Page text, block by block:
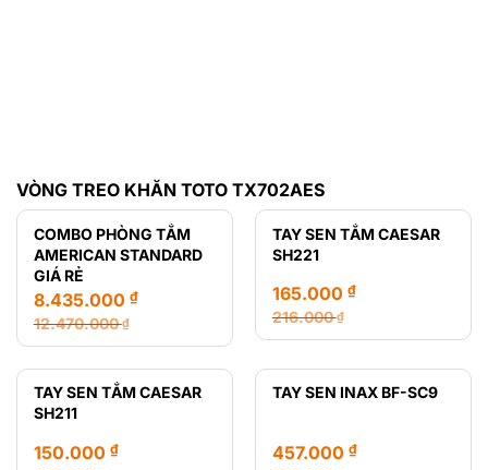
VÒNG TREO KHĂN TOTO TX702AES
COMBO PHÒNG TẮM
AMERICAN STANDARD
GIÁ RẺ
12.470.000₫
Giá
gốc
là:
12.470.000 ₫.
8.435.000 ₫
Giá
hiện
tại
là:
TAY SEN TẮM CAESAR
SH221
216.000₫
Giá
216.000 ₫.
165.000 ₫
Giá
là:
TAY SEN TẮM CAESAR
SH211
150.000 ₫
TAY SEN INAX BF-SC9
457.000 ₫